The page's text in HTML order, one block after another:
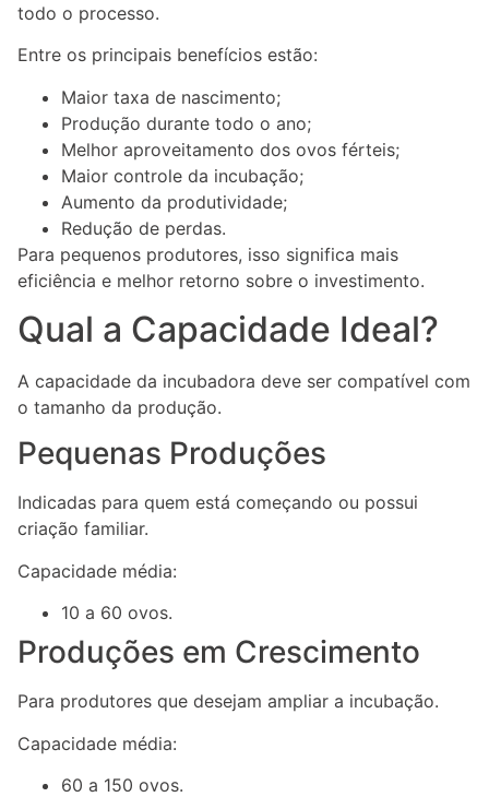
todo o processo.
Entre os principais benefícios estão:
Maior taxa de nascimento;
Produção durante todo o ano;
Melhor aproveitamento dos ovos férteis;
Maior controle da incubação;
Aumento da produtividade;
Redução de perdas.
Para pequenos produtores, isso significa mais
eficiência e melhor retorno sobre o investimento.
Qual a Capacidade Ideal?
A capacidade da incubadora deve ser compatível com
o tamanho da produção.
Pequenas Produções
Indicadas para quem está começando ou possui
criação familiar.
Capacidade média:
10 a 60 ovos.
Produções em Crescimento
Para produtores que desejam ampliar a incubação.
Capacidade média:
60 a 150 ovos.